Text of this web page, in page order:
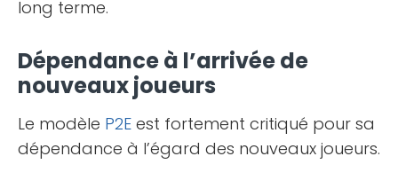
long terme.
Dépendance à l’arrivée de
nouveaux joueurs
Le modèle P2E est fortement critiqué pour sa
dépendance à l’égard des nouveaux joueurs.